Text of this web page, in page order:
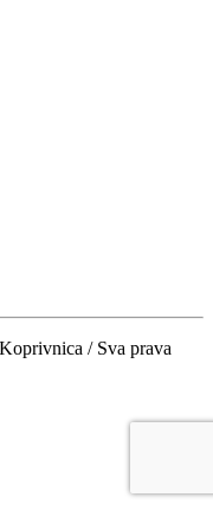
/ Sva prava